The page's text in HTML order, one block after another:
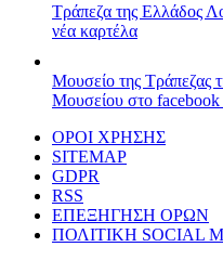
Τράπεζα της Ελλάδος
νέα καρτέλα
Μουσείο της Τράπεζας
Μουσείου στο facebook
ΟΡΟΙ ΧΡΗΣΗΣ
SITEMAP
GDPR
RSS
ΕΠΕΞΗΓΗΣΗ ΟΡΩΝ
ΠΟΛΙΤΙΚΗ SOCIAL